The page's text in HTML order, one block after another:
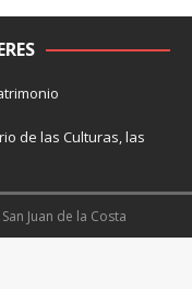
de las Culturas, las
Juan de la Costa